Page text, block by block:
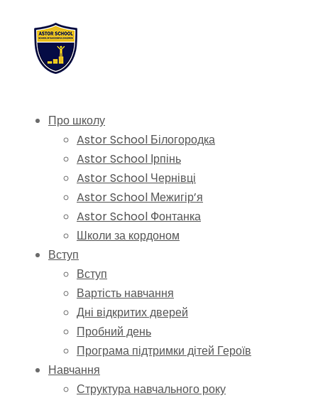
Про школу
Astor School Білогородка
Astor School Ірпінь
Astor School Чернівці
Astor School Межигір’я
Astor School Фонтанка
Школи за кордоном
Вступ
Вступ
Вартість навчання
Дні відкритих дверей
Пробний день
Програма підтримки дітей Героїв
Навчання
Структура навчального року